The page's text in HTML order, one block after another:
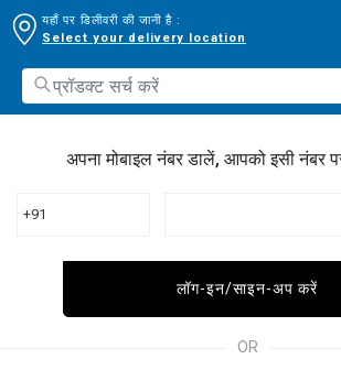
यहाँ पर डिलीवरी की जानी है :
Select your delivery location
अपना मोबाइल नंबर डालें, आपको इसी नंबर
+91
लॉग-इन/साइन-अप करें
OR